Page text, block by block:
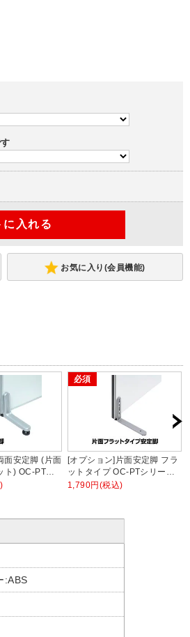
お気に入り(会員機能)
面安定脚 (片面
) OC-PTシ
必須
[オプション]片面安定脚 フラ
ットタイプ OC-PTシリーズ
用
1,790円(税込)
:ABS